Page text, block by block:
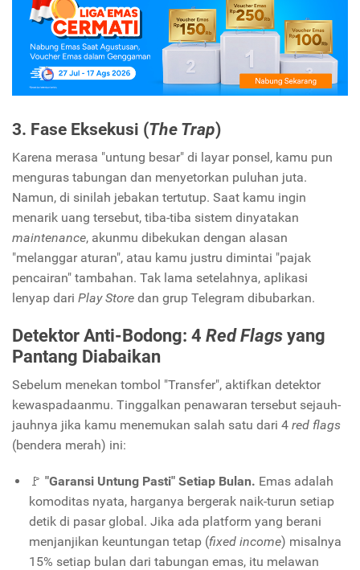
3. Fase Eksekusi (The Trap)
Karena merasa "untung besar" di layar ponsel, kamu pun
menguras tabungan dan menyetorkan puluhan juta.
Namun, di sinilah jebakan tertutup. Saat kamu ingin
menarik uang tersebut, tiba-tiba sistem dinyatakan
maintenance, akunmu dibekukan dengan alasan
"melanggar aturan", atau kamu justru dimintai "pajak
pencairan" tambahan. Tak lama setelahnya, aplikasi
lenyap dari Play Store dan grup Telegram dibubarkan.
Detektor Anti-Bodong: 4 Red Flagsyang
Pantang Diabaikan
Sebelum menekan tombol "Transfer", aktifkan detektor
kewaspadaanmu. Tinggalkan penawaran tersebut sejauh-
jauhnya jika kamu menemukan salah satu dari 4 red flags
(bendera merah) ini:
🚩 "Garansi Untung Pasti" Setiap Bulan. Emas adalah
komoditas nyata, harganya bergerak naik-turun setiap
detik di pasar global. Jika ada platform yang berani
menjanjikan keuntungan tetap (fixed income) misalnya
15% setiap bulan dari tabungan emas, itu melawan